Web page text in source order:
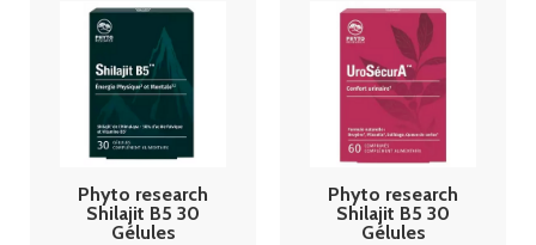
Phyto research
Shilajit B5 30
Gélules
Phyto research
Shilajit B5 30
Gélules